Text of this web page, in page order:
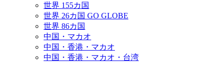
世界 155カ国
世界 26カ国 GO GLOBE
世界 86カ国
中国・マカオ
中国・香港・マカオ
中国・香港・マカオ・台湾